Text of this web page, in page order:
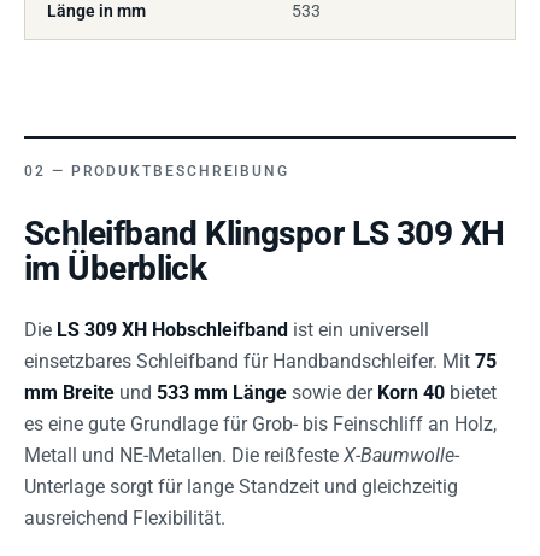
Länge in mm 533
PRODUKTBESCHREIBUNG
Schleifband Klingspor LS 309 XH
im Überblick
Die LS 309 XH Hobschleifband ist ein universell
einsetzbares Schleifband für Handbandschleifer. Mit 75
mm Breite und 533 mm Länge sowie der Korn 40 bietet
es eine gute Grundlage für Grob- bis Feinschliff an Holz,
Metall und NE-Metallen. Die reißfeste X-Baumwolle-
Unterlage sorgt für lange Standzeit und gleichzeitig
ausreichend Flexibilität.